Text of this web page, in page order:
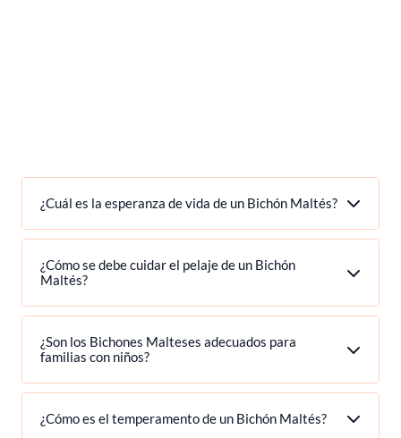
¿Cuál es la esperanza de vida de un Bichón Maltés?
¿Cómo se debe cuidar el pelaje de un Bichón
Maltés?
¿Son los Bichones Malteses adecuados para
familias con niños?
¿Cómo es el temperamento de un Bichón Maltés?